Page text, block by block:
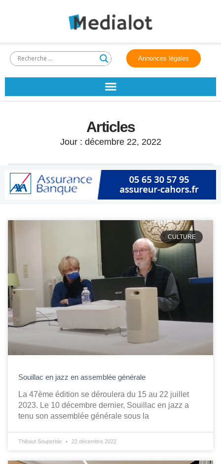
Annonces légales
Articles
Jour : décembre 22, 2022
CULTURE
Souillac en jazz en assemblée générale
La 47ème édition se déroulera du 15 au 22 juillet
2023. Le 10 décembre dernier, Souillac en jazz a
tenu son assemblée générale sous la
Thibaut Souperbie 22 décembre 2022